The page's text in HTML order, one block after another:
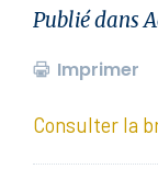
Publié dans
Imprimer
Consulter la